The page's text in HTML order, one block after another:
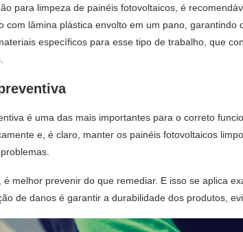
para limpeza de painéis fotovoltaicos, é
com lâmina plástica envolto em um pano, garantindo
específicos para esse tipo de trabalho, que
é uma das mais importantes para o correto
e, é claro, manter os painéis fotovoltaicos
é melhor prevenir do que remediar. E isso se aplica
de danos é garantir a durabilidade dos produtos,